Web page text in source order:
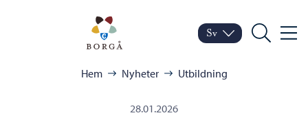
Porvoo – Gå till
Byt språk
Nuvarande språk:
Sv
Sök Meny
Hem Nyheter Utbildning
28.01.2026